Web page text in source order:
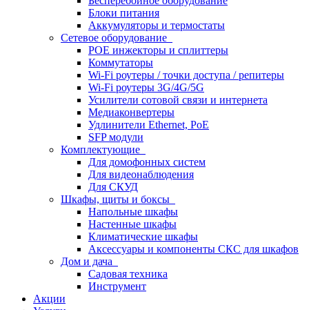
Блоки питания
Аккумуляторы и термостаты
Сетевое оборудование
POE инжекторы и сплиттеры
Коммутаторы
Wi-Fi роутеры / точки доступа / репитеры
Wi-Fi роутеры 3G/4G/5G
Усилители сотовой связи и интернета
Медиаконвертеры
Удлинители Ethernet, PoE
SFP модули
Комплектующие
Для домофонных систем
Для видеонаблюдения
Для СКУД
Шкафы, щиты и боксы
Напольные шкафы
Настенные шкафы
Климатические шкафы
Аксессуары и компоненты СКС для шкафов
Дом и дача
Садовая техника
Инструмент
Акции